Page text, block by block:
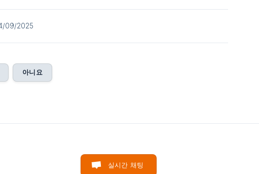
09/2025
아니요
실시간 채팅